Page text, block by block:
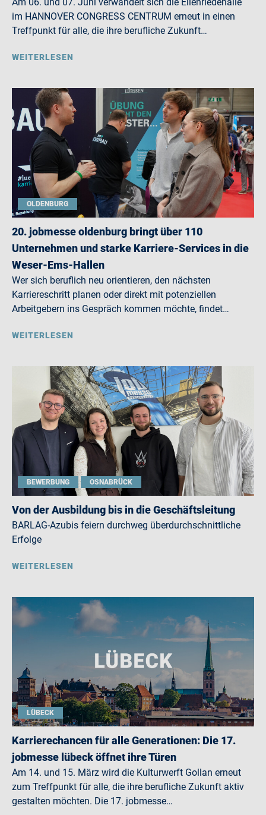
im HANNOVER CONGRESS CENTRUM erneut in einen
Treffpunkt für alle, die ihre berufliche Zukunft…
WEITERLESEN
OLDENBURG
20. jobmesse oldenburg bringt über 110
Unternehmen und starke Karriere-Services in die
Weser-Ems-Hallen
Wer sich beruflich neu orientieren, den nächsten
Karriereschritt planen oder direkt mit potenziellen
Arbeitgebern ins Gespräch kommen möchte, findet…
WEITERLESEN
BEWERBUNG OSNABRÜCK
Von der Ausbildung bis in die Geschäftsleitung
BARLAG-Azubis feiern durchweg überdurchschnittliche
Erfolge
WEITERLESEN
LÜBECK
Karrierechancen für alle Generationen: Die 17.
jobmesse lübeck öffnet ihre Türen
Am 14. und 15. März wird die Kulturwerft Gollan erneut
zum Treffpunkt für alle, die ihre berufliche Zukunft aktiv
gestalten möchten. Die 17. jobmesse…